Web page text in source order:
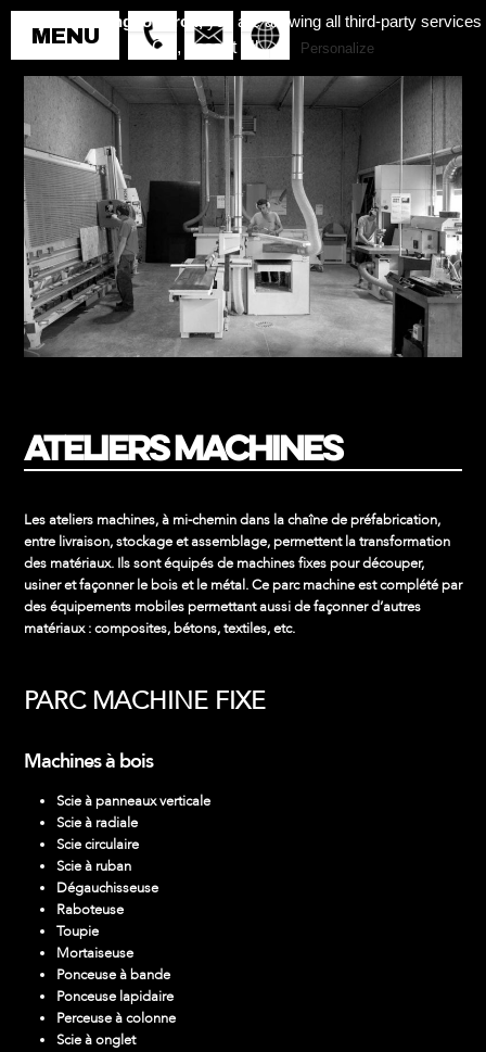
Ateliers machines
Lesateliers machines, à mi-chemin dans la chaîne de préfabrication,
entre livraison, stockage et assemblage, permettent la transformation
des matériaux. Ils sont équipés de machines fixes pour découper,
usiner et façonner le bois et le métal. Ce parc machine est complété par
des équipements mobiles permettant aussi de façonner d’autres
matériaux : composites, bétons, textiles, etc.
PARC MACHINE FIXE
Machines à bois
Scie à panneaux verticale
Scie à radiale
Scie circulaire
Scie à ruban
Dégauchisseuse
Raboteuse
Toupie
Mortaiseuse
Ponceuse à bande
Ponceuse lapidaire
Perceuse à colonne
Scie à onglet
By continuing to scroll,
you are allowing all third-party services
✓ OK, accept all
Personalize